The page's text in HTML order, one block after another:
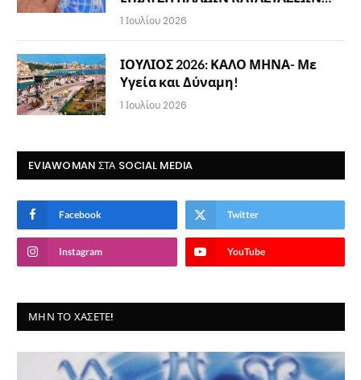
1 Ιουλίου 2026
ΙΟΥΛΙΟΣ 2026: ΚΑΛΟ ΜΗΝΑ- Με
Υγεία και Δύναμη!
1 Ιουλίου 2026
EVIAWOMAN ΣΤΑ SOCIAL MEDIA
Facebook Twitter
Instagram YouTube
ΜΗΝ ΤΟ ΧΆΣΕΤΕ!